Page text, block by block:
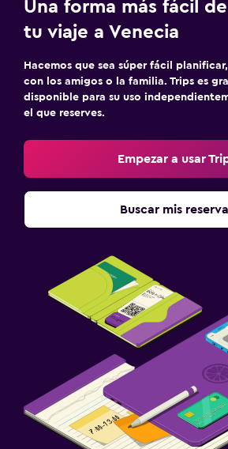
Una forma más fácil
tu viaje a Venecia
Hacemos que sea súper fácil
con los amigos o la familia. Trips es
disponible para su uso
el que reserves.
Empezar a usar
Buscar mis